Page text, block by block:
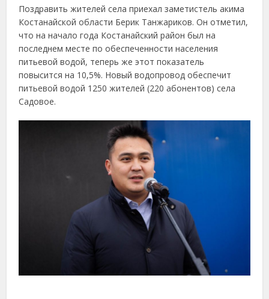
Поздравить жителей села приехал заметистель акима
Костанайской области Берик Танжариков. Он отметил,
что на начало года Костанайский район был на
последнем месте по обеспеченности населения
питьевой водой, теперь же этот показатель
повысится на 10,5%. Новый водопровод обеспечит
питьевой водой 1250 жителей (220 абонентов) села
Садовое.